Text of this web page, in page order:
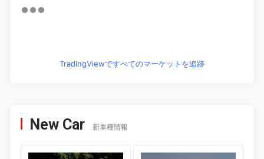
TradingViewですべてのマーケットを追跡
New Car 新車種情報